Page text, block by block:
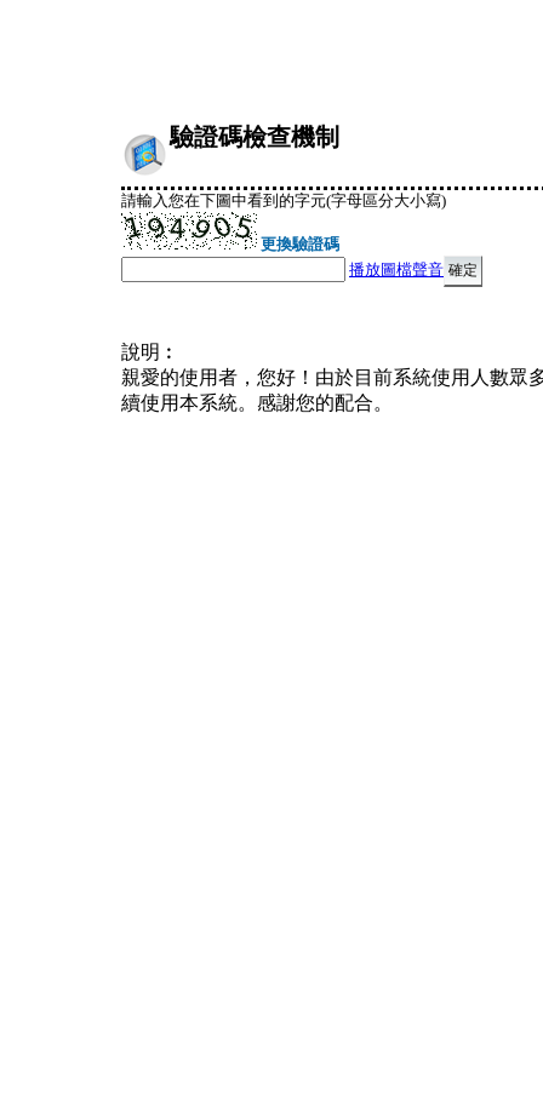
驗證碼檢查機制
請輸入您在下圖中看到的字元(字母區分大小寫)
更換驗證碼
播放圖檔聲音
說明︰
親愛的使用者，您好！由於目前系統使用人數眾
續使用本系統。感謝您的配合。